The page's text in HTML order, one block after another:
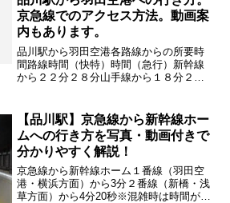
京急線でのアクセス方法。動画案
内もあります。
品川駅から羽田空港各路線からの所要時
間路線時間（快特）時間（急行）新幹線
から２２分２８分山手線から１８分２４
京急線への 乗り換え時間も含みます
【品川駅】京急線から新幹線ホー
ムへの行き方を写真・動画付きで
分かりやすく解説！
京急線から新幹線ホーム１番線（羽田空
港・横浜方面）から3分２番線（新橋・浅
草方面）から4分20秒※混雑時は時間が大